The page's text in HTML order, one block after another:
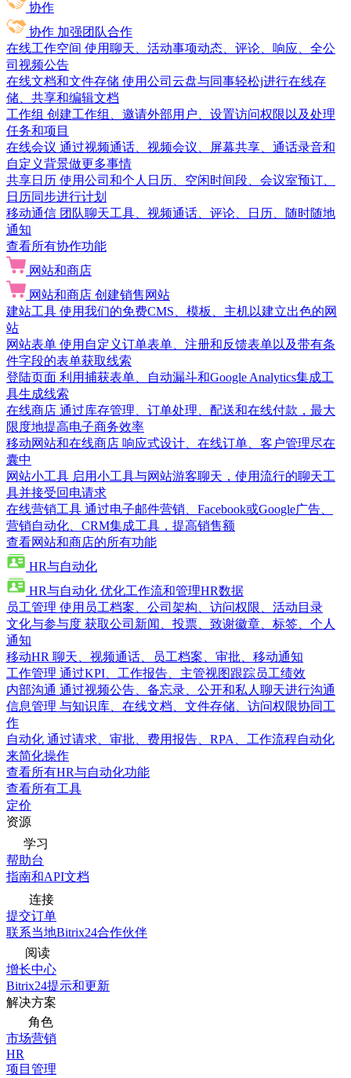
协作
协作 加强团队合作
在线工作空间 使用聊天、活动事项动态、评论、响应、全公
司视频公告
在线文档和文件存储 使用公司云盘与同事轻松j进行在线存
储、共享和编辑文档
工作组 创建工作组、邀请外部用户、设置访问权限以及处理
任务和项目
在线会议 通过视频通话、视频会议、屏幕共享、通话录音和
自定义背景做更多事情
共享日历 使用公司和个人日历、空闲时间段、会议室预订、
日历同步进行计划
移动通信 团队聊天工具、视频通话、评论、日历、随时随地
通知
查看所有协作功能
网站和商店
网站和商店 创建销售网站
建站工具 使用我们的免费CMS、模板、主机以建立出色的网
站
网站表单 使用自定义订单表单、注册和反馈表单以及带有条
件字段的表单获取线索
登陆页面 利用捕获表单、自动漏斗和Google Analytics集成工
具生成线索
在线商店 通过库存管理、订单处理、配送和在线付款，最大
限度地提高电子商务效率
移动网站和在线商店 响应式设计、在线订单、客户管理尽在
囊中
网站小工具 启用小工具与网站游客聊天，使用流行的聊天工
具并接受回电请求
在线营销工具 通过电子邮件营销、Facebook或Google广告、
营销自动化、CRM集成工具，提高销售额
查看网站和商店的所有功能
HR与自动化
HR与自动化 优化工作流和管理HR数据
员工管理 使用员工档案、公司架构、访问权限、活动目录
文化与参与度 获取公司新闻、投票、致谢徽章、标签、个人
通知
移动HR 聊天、视频通话、员工档案、审批、移动通知
工作管理 通过KPI、工作报告、主管视图跟踪员工绩效
内部沟通 通过视频公告、备忘录、公开和私人聊天进行沟通
信息管理 与知识库、在线文档、文件存储、访问权限协同工
作
自动化 通过请求、审批、费用报告、RPA、工作流程自动化
来简化操作
查看所有HR与自动化功能
查看所有工具
定价
资源
学习
帮助台
指南和API文档
连接
提交订单
联系当地Bitrix24合作伙伴
阅读
增长中心
Bitrix24提示和更新
解决方案
角色
市场营销
HR
项目管理